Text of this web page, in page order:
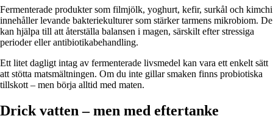
Fermenterade produkter som filmjölk, yoghurt, kefir, surkål och kimchi
innehåller levande bakteriekulturer som stärker tarmens mikrobiom. De
kan hjälpa till att återställa balansen i magen, särskilt efter stressiga
perioder eller antibiotikabehandling.
Ett litet dagligt intag av fermenterade livsmedel kan vara ett enkelt sätt
att stötta matsmältningen. Om du inte gillar smaken finns probiotiska
tillskott – men börja alltid med maten.
Drick vatten – men med eftertanke